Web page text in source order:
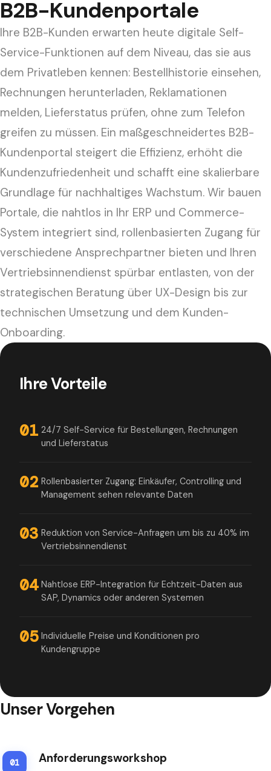
AI Visibility & GEO
Sichtbarkeit in KI-Suchmaschinen optimieren
Agentic Commerce
KI-Agenten für automatisierten E-Commerce
Expert Knowledge Bots
RAG-basierte Wissensdatenbanken und Chatbots
Digital Product Advisor
KI-gestützte digitale Produktberatung
AI-Order-Automation
Produktdaten zentral verwalten
Schnittstellenentwicklung
Nahtlose Systemintegration
DevOps, Cloud & Security
Betrieb, Sicherheit und Skalierung
Technical Consulting
Audits und technische Beratung
Enterprise Content Management und DXP
User Experience Design
Nutzerzentriertes Design für B2B
Strategie- und Managementberatung
Online Marketing & Performance
SEA, SEO und Conversion-Optimierung
Corporate Branding & Websites
Corporate Websites und Microsites
Social Media Marketing
Social-Media-Strategie für B2B
Insights
Karriere
B2B-Kundenportale
Ihre B2B-Kunden erwarten heute digitale Self-
Service-Funktionen auf dem Niveau, das sie aus
dem Privatleben kennen: Bestellhistorie einsehen,
Rechnungen herunterladen, Reklamationen
melden, Lieferstatus prüfen, ohne zum Telefon
greifen zu müssen. Ein maßgeschneidertes B2B-
Kundenportal steigert die Effizienz, erhöht die
Kundenzufriedenheit und schafft eine skalierbare
Grundlage für nachhaltiges Wachstum. Wir bauen
Portale, die nahtlos in Ihr ERP und Commerce-
System integriert sind, rollenbasierten Zugang für
verschiedene Ansprechpartner bieten und Ihren
Vertriebsinnendienst spürbar entlasten, von der
strategischen Beratung über UX-Design bis zur
technischen Umsetzung und dem Kunden-
Onboarding.
Ihre Vorteile
01 24/7 Self-Service für Bestellungen, Rechnungen
und Lieferstatus
02 Rollenbasierter Zugang: Einkäufer, Controlling und
Management sehen relevante Daten
03 Reduktion von Service-Anfragen um bis zu 40% im
Vertriebsinnendienst
04 Nahtlose ERP-Integration für Echtzeit-Daten aus
SAP, Dynamics oder anderen Systemen
05 Individuelle Preise und Konditionen pro
Kundengruppe
Unser Vorgehen
01 Anforderungsworkshop